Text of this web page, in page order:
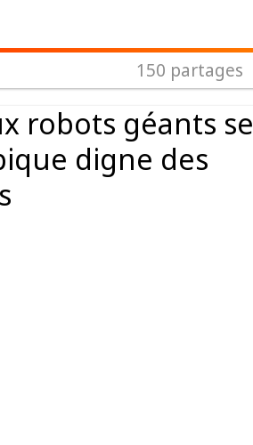
150 partages
robots géants se
digne des